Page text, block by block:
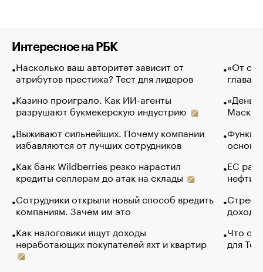
Интересное на РБК
Насколько ваш авторитет зависит от
атрибутов престижа? Тест для лидеров
Казино проиграло. Как ИИ-агенты
разрушают букмекерскую индустрию
Выживают сильнейших. Почему компании
избавляются от лучших сотрудников
Как банк Wildberries резко нарастил
кредиты селлерам до атак на склады
Сотрудники открыли новый способ вредить
компаниям. Зачем им это
Как налоговики ищут доходы
неработающих покупателей яхт и квартир
«От
глава
Маск в
основ
ЕС
нефти
Что
для